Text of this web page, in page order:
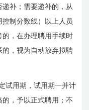
补；需要递补的，从
制分数线）以上人员
，在办理聘用手续时
，视为自动放弃拟聘
试用期，试用期一并计
，予以正式聘用；不